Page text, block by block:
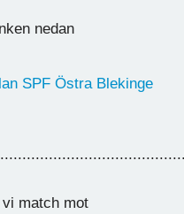
nedan
SPF Östra Blekinge
vi match mot